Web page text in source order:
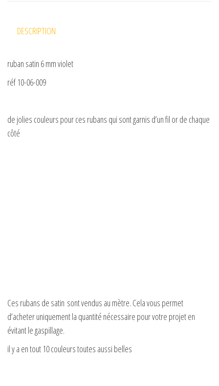
DESCRIPTION
ruban satin 6 mm violet
réf 10-06-009
de jolies couleurs pour ces rubans qui sont garnis d’un fil or de chaque
côté
Ces rubans de satin sont vendus au mètre. Cela vous permet
d’acheter uniquement la quantité nécessaire pour votre projet en
évitant le gaspillage.
il y a en tout 10 couleurs toutes aussi belles